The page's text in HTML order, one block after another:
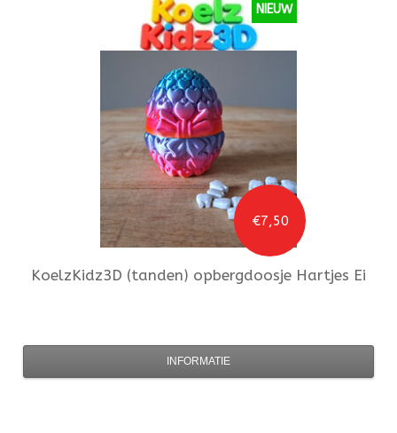
€7,50
NIEUW
KoelzKidz3D (tanden) opbergdoosje Hartjes Ei
INFORMATIE